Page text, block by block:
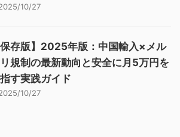
10/27
保存版】2025年版：中国輸入×メル
規制の最新動向と安全に月5万円を
す実践ガイド
10/27